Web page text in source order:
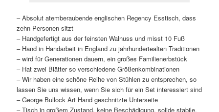
– Absolut atemberaubende englischen Regency Esstisch, dass
zehn Personen sitzt
– Handgefertigt aus der feinsten Walnuss und misst 10 Fuß
– Hand in Handarbeit in England zu jahrhundertealten Traditionen
– wird für Generationen dauern, ein großes Familienerbstück
– Hat zwei Blätter so verschiedene Größenkombinationen
– Wir haben eine schöne Reihe von Stühlen zu entsprechen, so
lassen Sie uns wissen, wenn Sie sich für ein Set interessiert sind
– George Bullock Art Hand geschnitzte Unterseite
– Tisch in großem Zustand, keine Beschädigung, solide stabile,